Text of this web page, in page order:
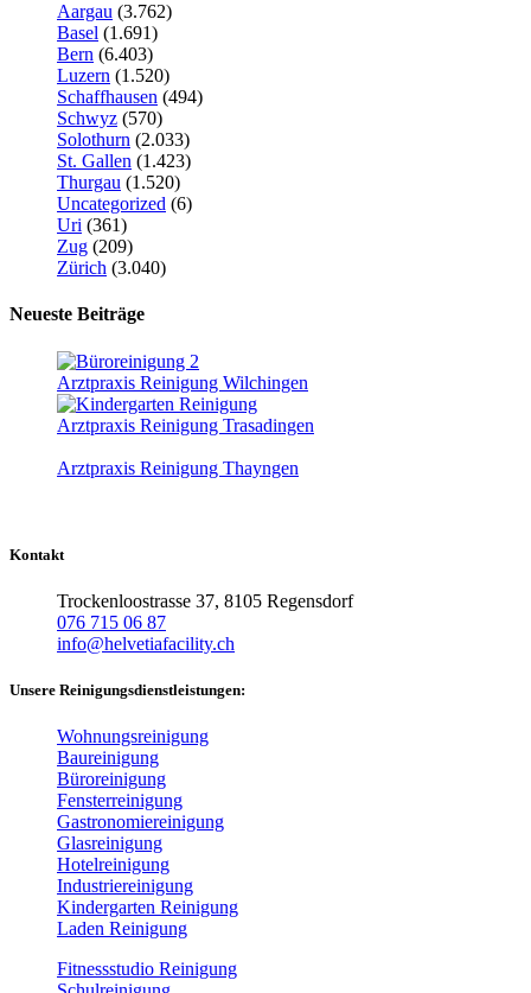
Aargau (3.762)
Basel (1.691)
Bern (6.403)
Luzern (1.520)
Schaffhausen (494)
Schwyz (570)
Solothurn (2.033)
St. Gallen (1.423)
Thurgau (1.520)
Uncategorized (6)
Uri (361)
Zug (209)
Zürich (3.040)
Neueste Beiträge
Arztpraxis Reinigung Wilchingen
Arztpraxis Reinigung Trasadingen
Arztpraxis Reinigung Thayngen
Kontakt
Trockenloostrasse 37, 8105 Regensdorf
076 715 06 87
info@helvetiafacility.ch
Unsere Reinigungsdienstleistungen:
Wohnungsreinigung
Baureinigung
Büroreinigung
Fensterreinigung
Gastronomiereinigung
Glasreinigung
Hotelreinigung
Industriereinigung
Kindergarten Reinigung
Laden Reinigung
Fitnessstudio Reinigung